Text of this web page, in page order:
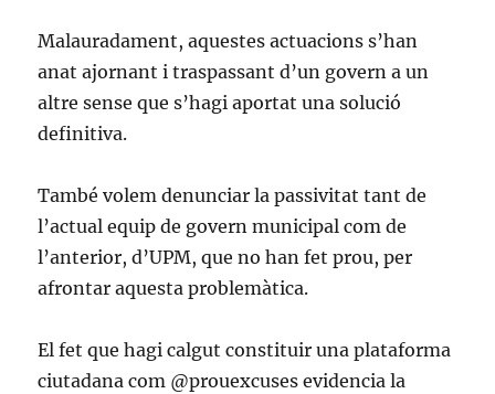
Malauradament, aquestes actuacions s’han
anat ajornant i traspassant d’un govern a un
altre sense que s’hagi aportat una solució
definitiva.
També volem denunciar la passivitat tant de
l’actual equip de govern municipal com de
l’anterior, d’UPM, que no han fet prou, per
afrontar aquesta problemàtica.
El fet que hagi calgut constituir una plataforma
ciutadana com @prouexcuses evidencia la